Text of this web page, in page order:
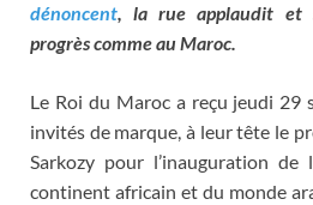
dénoncent, la rue applaudit et
progrès comme au Maroc.
Le Roi du Maroc a reçu jeudi 29
invités de marque, à leur tête le
Sarkozy pour l’inauguration
continent africain et du monde